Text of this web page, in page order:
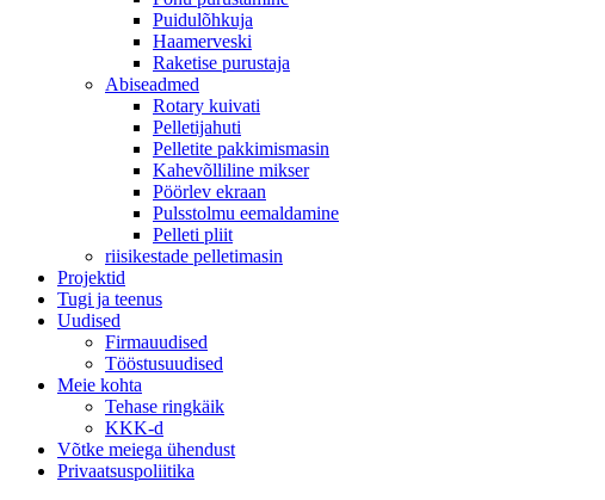
Puidulõhkuja
Haamerveski
Raketise purustaja
Abiseadmed
Rotary kuivati
Pelletijahuti
Pelletite pakkimismasin
Kahevõlliline mikser
Pöörlev ekraan
Pulsstolmu eemaldamine
Pelleti pliit
riisikestade pelletimasin
Projektid
Tugi ja teenus
Uudised
Firmauudised
Tööstusuudised
Meie kohta
Tehase ringkäik
KKK-d
Võtke meiega ühendust
Privaatsuspoliitika